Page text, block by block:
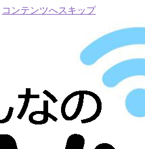
コンテンツへスキップ